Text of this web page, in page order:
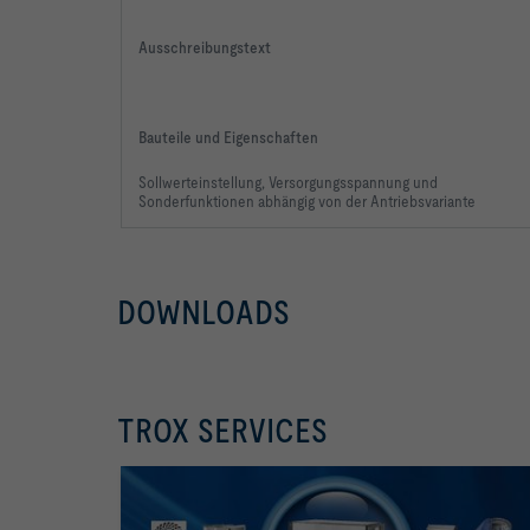
Ausschreibungstext
Bauteile und Eigenschaften
Sollwerteinstellung, Versorgungsspannung und
Sonderfunktionen abhängigvon der Antriebsvariante
DOWNLOADS
TROX SERVICES